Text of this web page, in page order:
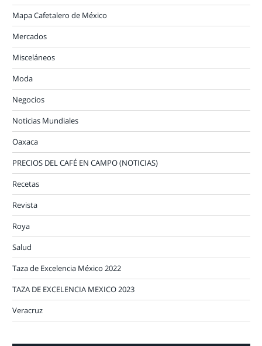
Mapa Cafetalero de México
Mercados
Misceláneos
Moda
Negocios
Noticias Mundiales
Oaxaca
PRECIOS DEL CAFÉ EN CAMPO (NOTICIAS)
Recetas
Revista
Roya
Salud
Taza de Excelencia México 2022
TAZA DE EXCELENCIA MEXICO 2023
Veracruz